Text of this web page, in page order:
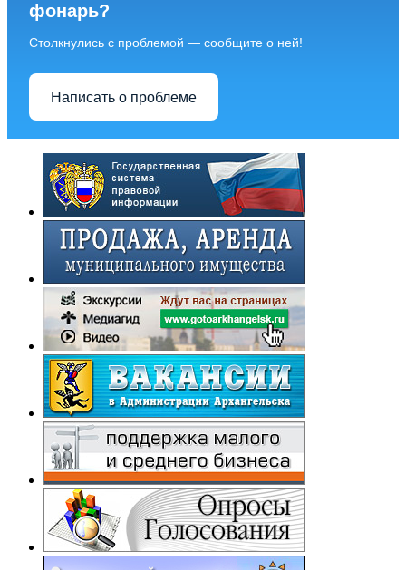
фонарь?
Столкнулись с проблемой — сообщите о ней!
Написать о проблеме